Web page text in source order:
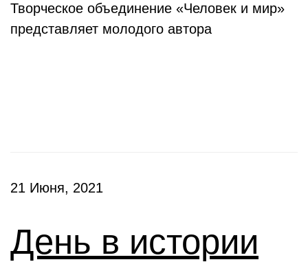
Творческое объединение «Человек и мир»
представляет молодого автора
21 Июня, 2021
День в истории